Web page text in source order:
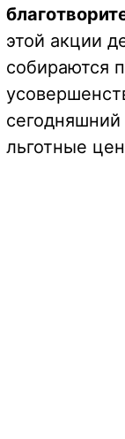
этой акции
собираются
льготные